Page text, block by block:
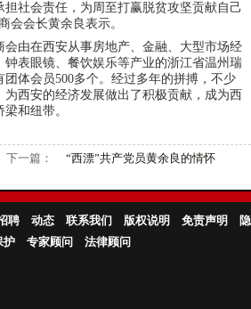
担社会责任，为周至打赢脱贫攻坚贡献自己
会会长黄余良表示。
会由在西安从事房地产、金融、大型市场经
钟表眼镜、餐饮娱乐等产业的浙江省温州瑞
体会员500多个。经过多年的拼搏，不少
西安的经济发展做出了积极贡献，成为西
和纽带。
下一篇： “西漂”共产党员黄余良的情怀
聘 动态 联系我们 版权说明 免责声明
隐
护
专家顾问 法律顾问